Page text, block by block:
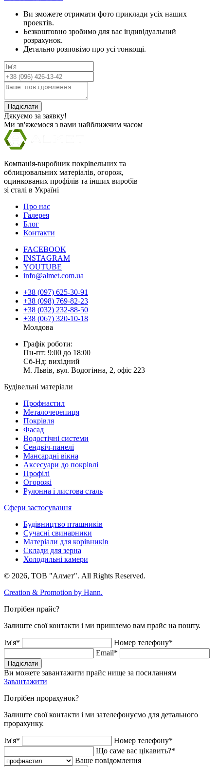
Ви зможете отримати фото приклади усіх наших
проектів.
Безкоштовно зробимо для вас індивідуальний
розрахунок.
Детально розповімо про усі тонкощі.
Надіслати
Дякуємо за заявку!
Ми зв'яжемося з вами найближчим часом
Компанія-виробник покрівельних та
облицювальних матеріалів, огорож,
оцинкованих профілів та інших виробів
зі сталі в Україні
Про нас
Галерея
Блог
Контакти
FACEBOOK
INSTAGRAM
YOUTUBE
info@almet.com.ua
+38 (097) 625-30-91
+38 (098) 769-82-23
+38 (032) 232-88-50
+38 (067) 320-10-18
Молдова
Графік роботи:
Пн-пт: 9:00 до 18:00
Сб-Нд: вихідний
М. Львів, вул. Водогінна, 2, офіс 223
Будівельні матеріали
Профнастил
Металочерепиця
Покрівля
Фасад
Водостічні системи
Сендвіч-панелі
Мансардні вікна
Аксесуари до покрівлі
Профілі
Огорожі
Рулонна і листова сталь
Сфери застосування
Будівництво пташників
Сучасні свинарники
Матеріали для корівників
Склади для зерна
Холодильні камери
© 2026, ТОВ "Алмет". All Rights Reserved.
Creation & Promotion by Hann.
Потрібен прайс?
Залиште свої контакти і ми пришлемо вам прайс на пошту.
Ім'я*
Номер телефону*
Email*
Надіслати
Ви можете завантажити прайс нище за посиланням
Завантажити
Потрібен прорахунок?
Залиште свої контакти і ми зателефонуємо для детального
прорахунку.
Ім'я*
Номер телефону*
Що саме вас цікавить?*
Ваше повідомлення